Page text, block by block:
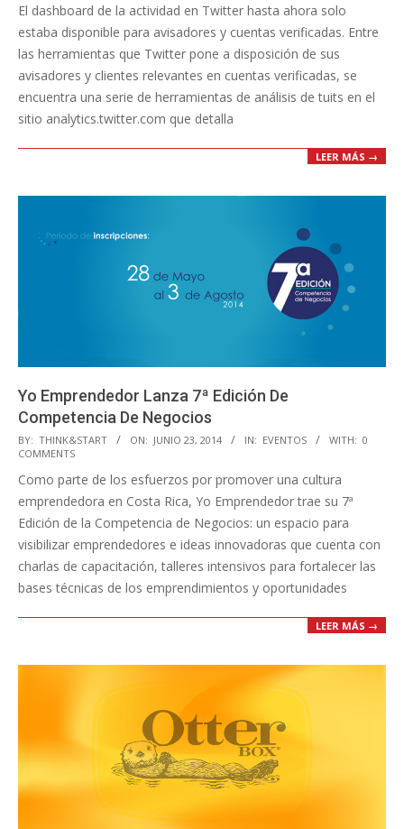
28
El dashboard de la actividad en Twitter hasta ahora solo
estaba disponible para avisadores y cuentas verificadas. Entre
las herramientas que Twitter pone a disposición de sus
avisadores y clientes relevantes en cuentas verificadas, se
encuentra una serie de herramientas de análisis de tuits en el
sitio analytics.twitter.com que detalla
LEER MÁS →
Yo Emprendedor Lanza 7ª Edición De
Competencia De Negocios
2014-
06-
23
BY: THINK&START ON: JUNIO 23, 2014 IN: EVENTOS WITH: 0
COMMENTS
Como parte de los esfuerzos por promover una cultura
emprendedora en Costa Rica, Yo Emprendedor trae su 7ª
Edición de la Competencia de Negocios: un espacio para
visibilizar emprendedores e ideas innovadoras que cuenta con
charlas de capacitación, talleres intensivos para fortalecer las
bases técnicas de los emprendimientos y oportunidades
LEER MÁS →